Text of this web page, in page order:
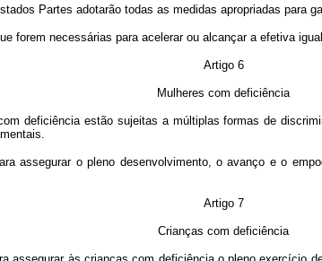
Partes adotarão todas as medidas apropriadas para
forem necessárias para acelerar ou alcançar a efetiva
Artigo 6
Mulheres com deficiência
deficiência estão sujeitas a múltiplas formas de
assegurar o pleno desenvolvimento, o avanço e o
Artigo 7
Crianças com deficiência